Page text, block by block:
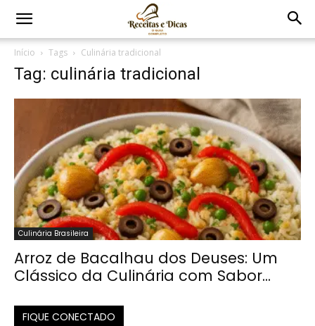
Início Tags Culinária tradicional
Tag: culinária tradicional
Culinária Brasileira
Arroz de Bacalhau dos Deuses: Um
Clássico da Culinária com Sabor...
FIQUE CONECTADO